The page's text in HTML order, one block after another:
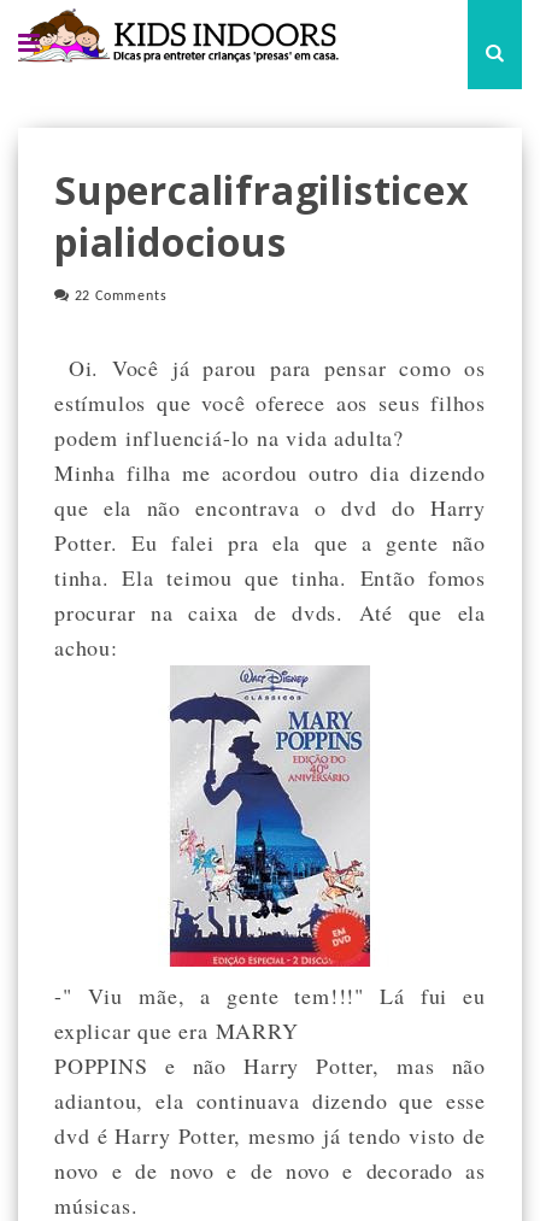
Supercalifragilisticex
Pialidocious
22 Comments
Oi. Você já parou para pensar como os
estímulos que você oferece aos seus filhos
podem influenciá-lo na vida adulta?
Minha filha me acordou outro dia dizendo
que ela não encontrava o dvd do Harry
Potter. Eu falei pra ela que a gente não
tinha. Ela teimou que tinha. Então fomos
procurar na caixa de dvds. Até que ela
achou:
-" Viu mãe, a gente tem!!!" Lá fui eu
explicar que era MARRY
POPPINS e não Harry Potter, mas não
adiantou, ela continuava dizendo que esse
dvd é Harry Potter, mesmo já tendo visto de
novo e de novo e de novo e decorado as
músicas.